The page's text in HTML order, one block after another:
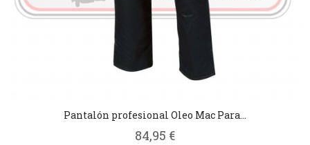
Pantalón profesional Oleo Mac Para...
84,95 €